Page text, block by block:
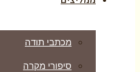
מכתבי תודה
סיפורי מקרה